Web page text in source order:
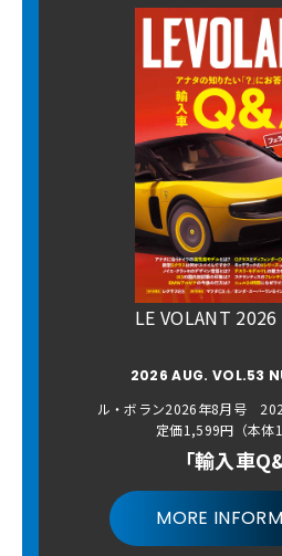
LE VOLANT 2026
2026 AUG. VOL.53
ル・ボラン2026年8月号
定価1,599円（本体
「輸入車
MORE